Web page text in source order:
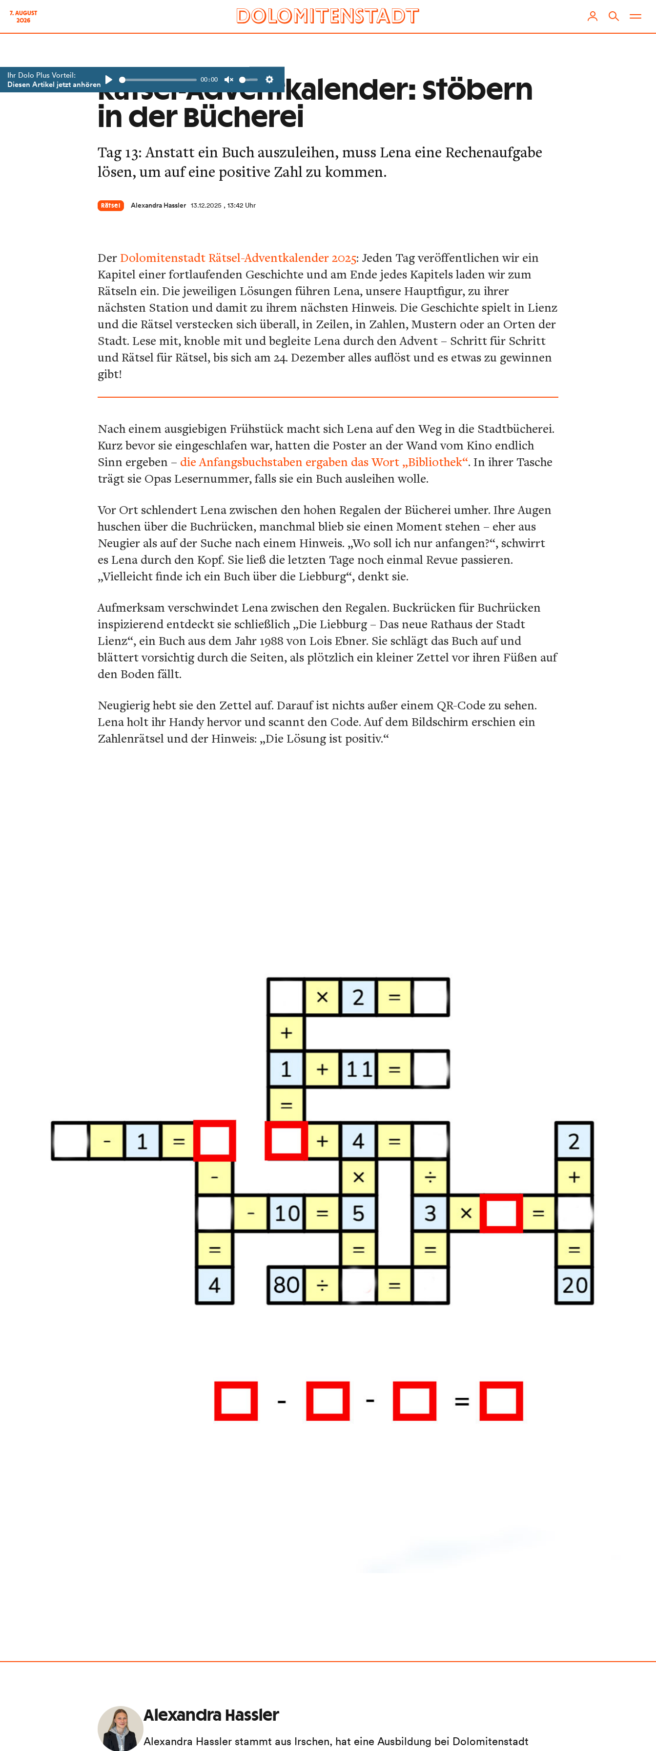
7. AUGUST
2026
Ihr Dolo Plus Vorteil:
Diesen Artikel jetzt anhören 00:00
Settings
Rätsel-Adventkalender: Stöbern
in der Bücherei
Tag 13: Anstatt ein Buch auszuleihen, muss Lena eine Rechenaufgabe
lösen, um auf eine positive Zahl zu kommen.
Rätsel Alexandra Hassler 13.12.2025 , 13:42 Uhr
Der Dolomitenstadt Rätsel-Adventkalender 2025: Jeden Tag veröffentlichen wir ein
Kapitel einer fortlaufenden Geschichte und am Ende jedes Kapitels laden wir zum
Rätseln ein. Die jeweiligen Lösungen führen Lena, unsere Hauptfigur, zu ihrer
nächsten Station und damit zu ihrem nächsten Hinweis. Die Geschichte spielt in Lienz
und die Rätsel verstecken sich überall, in Zeilen, in Zahlen, Mustern oder an Orten der
Stadt. Lese mit, knoble mit und begleite Lena durch den Advent – Schritt für Schritt
und Rätsel für Rätsel, bis sich am 24. Dezember alles auflöst und es etwas zu gewinnen
gibt!
Nach einem ausgiebigen Frühstück macht sich Lena auf den Weg in die Stadtbücherei.
Kurz bevor sie eingeschlafen war, hatten die Poster an der Wand vom Kino endlich
Sinn ergeben – die Anfangsbuchstaben ergaben das Wort „Bibliothek“. In ihrer Tasche
trägt sie Opas Lesernummer, falls sie ein Buch ausleihen wolle.
Vor Ort schlendert Lena zwischen den hohen Regalen der Bücherei umher. Ihre Augen
huschen über die Buchrücken, manchmal blieb sie einen Moment stehen – eher aus
Neugier als auf der Suche nach einem Hinweis. „Wo soll ich nur anfangen?“, schwirrt
es Lena durch den Kopf. Sie ließ die letzten Tage noch einmal Revue passieren.
„Vielleicht finde ich ein Buch über die Liebburg“, denkt sie.
Aufmerksam verschwindet Lena zwischen den Regalen. Buckrücken für Buchrücken
inspizierend entdeckt sie schließlich „Die Liebburg – Das neue Rathaus der Stadt
Lienz“, ein Buch aus dem Jahr 1988 von Lois Ebner. Sie schlägt das Buch auf und
blättert vorsichtig durch die Seiten, als plötzlich ein kleiner Zettel vor ihren Füßen auf
den Boden fällt.
Neugierig hebt sie den Zettel auf. Darauf ist nichts außer einem QR-Code zu sehen.
Lena holt ihr Handy hervor und scannt den Code. Auf dem Bildschirm erschien ein
Zahlenrätsel und der Hinweis: „Die Lösung ist positiv.“
Alexandra Hassler
Alexandra Hassler stammt aus Irschen, hat eine Ausbildung bei Dolomitenstadt